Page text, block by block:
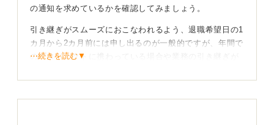
の通知を求めているかを確認してみましょう。
引き継ぎがスムーズにおこなわれるよう、退職希望日の1
カ月から2カ月前には申し出るのが一般的ですが、年間で
のプロジェクトに携わっている場合や業務の引き継ぎが
明白な場合などは、さらに前の段階で申し出ることが望
⋯続きを読む▼